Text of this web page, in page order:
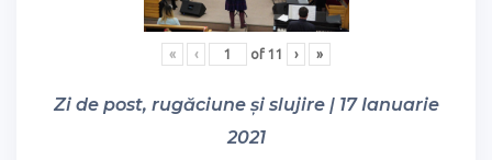
« ‹ of 11 › »
Zi de post, rugăciune și slujire | 17 Ianuarie
2021